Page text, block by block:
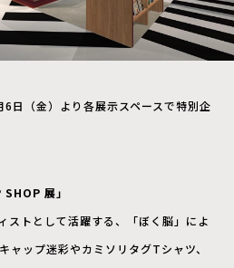
日（金）より各展示スペースで特別企
展」
ストとして活躍する、「ぼく脳」によ
ャップ迷彩やカミソリタグTシャツ、